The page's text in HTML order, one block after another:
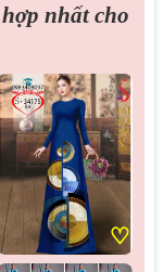
nhất cho
♡